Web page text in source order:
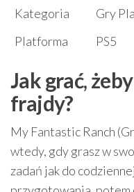
Kategoria
Gry
Platforma
PS5
Jak grać,
frajdy?
My Fantastic Ranch
wtedy, gdy grasz w
zadań jak do